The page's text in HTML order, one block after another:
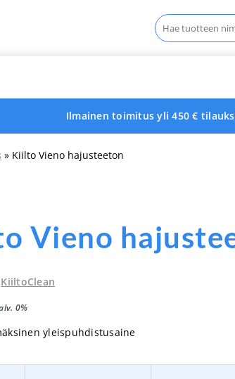
Haku:
Ilmainen toimitus yli 450 €
» Kiilto Vieno hajusteeton
Vieno
KiiltoClean
0%
yleispuhdistusaine